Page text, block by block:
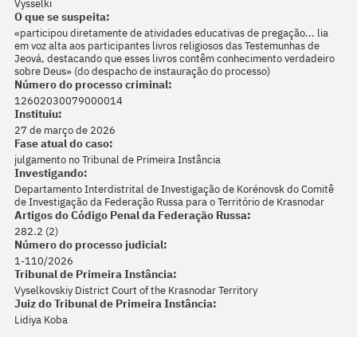
Vysselki
O que se suspeita:
«participou diretamente de atividades educativas de pregação... lia
em voz alta aos participantes livros religiosos das Testemunhas de
Jeová, destacando que esses livros contêm conhecimento verdadeiro
sobre Deus» (do despacho de instauração do processo)
Número do processo criminal:
12602030079000014
Instituiu:
27 de março de 2026
Fase atual do caso:
julgamento no Tribunal de Primeira Instância
Investigando:
Departamento Interdistrital de Investigação de Korénovsk do Comitê
de Investigação da Federação Russa para o Território de Krasnodar
Artigos do Código Penal da Federação Russa:
282.2 (2)
Número do processo judicial:
1-110/2026
Tribunal de Primeira Instância:
Vyselkovskiy District Court of the Krasnodar Territory
Juiz do Tribunal de Primeira Instância:
Lidiya Koba